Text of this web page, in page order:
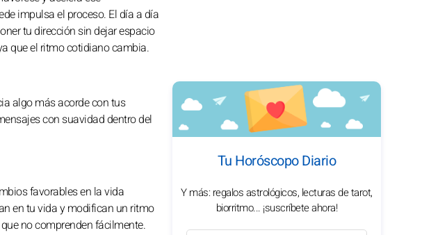
impulsa el proceso. El día a día
tu dirección sin dejar espacio
que el ritmo cotidiano cambia.
algo más acorde con tus
con suavidad dentro del
favorables en la vida
en tu vida y modifican un ritmo
no comprenden fácilmente.
Tu Horóscopo Diario
Y más: regalos astrológicos, lecturas de tarot,
biorritmo... ¡suscríbete ahora!